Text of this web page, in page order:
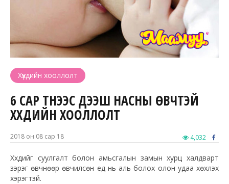
Хүүхдийн хооллолт
6 САР ТҮҮНЭЭС ДЭЭШ НАСНЫ ӨВЧТЭЙ
ХҮҮХДИЙН ХООЛЛОЛТ
2018 он 08 сар 18 4,032
Хүүхдийг суулгалт болон амьсгалын замын хурц халдварт
зэрэг өвчнөөр өвчилсөн үед нь аль болох олон удаа хөхүүлэх
хэрэгтэй.